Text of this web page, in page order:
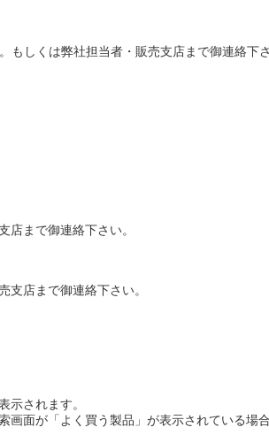
もしくは弊社担当者・販売支店まで御連絡下
店まで御連絡下さい。
支店まで御連絡下さい。
示されます。
面が「よく買う製品」が表示されている場